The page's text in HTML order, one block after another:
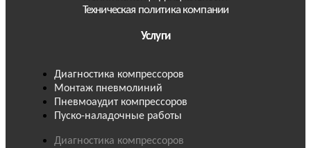
Техническая политика компании
Услуги
Диагностика компрессоров
Монтаж пневмолиний
Пневмоаудит компрессоров
Пуско-наладочные работы
Диагностика компрессоров